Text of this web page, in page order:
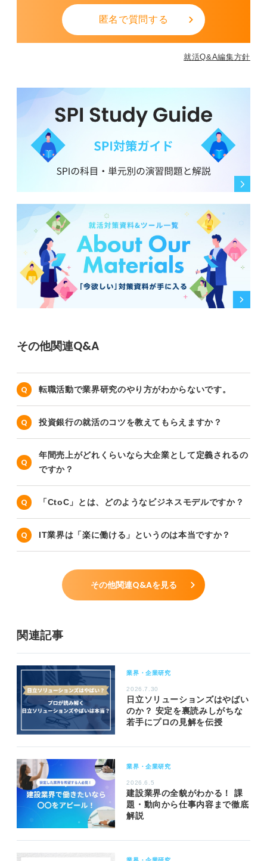
匿名で質問する
就活Q&A編集方針
その他関連Q&A
転職活動で業界研究のやり方がわからないです。
投資銀行の就活のコツを教えてもらえますか？
年間売上がどれくらいなら大企業として定義されるの
ですか？
「CtoC」とは、どのようなビジネスモデルですか？
IT業界は「楽に働ける」というのは本当ですか？
その他関連Q&Aを見る
関連記事
業界・企業研究
2026.7.30
日立ソリューションズはやばい
のか？ 安定を裏読みしがちな
若手にプロの見解を伝授
業界・企業研究
2026.6.5
建設業界の全貌がわかる！ 課
題・動向から仕事内容まで徹底
解説